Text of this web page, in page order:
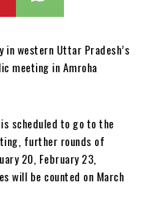
in western Uttar Pradesh’s
meeting in Amroha
scheduled to go to the
further rounds of
20, February 23,
will be counted on March